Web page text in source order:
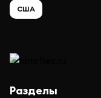
США
Разделы